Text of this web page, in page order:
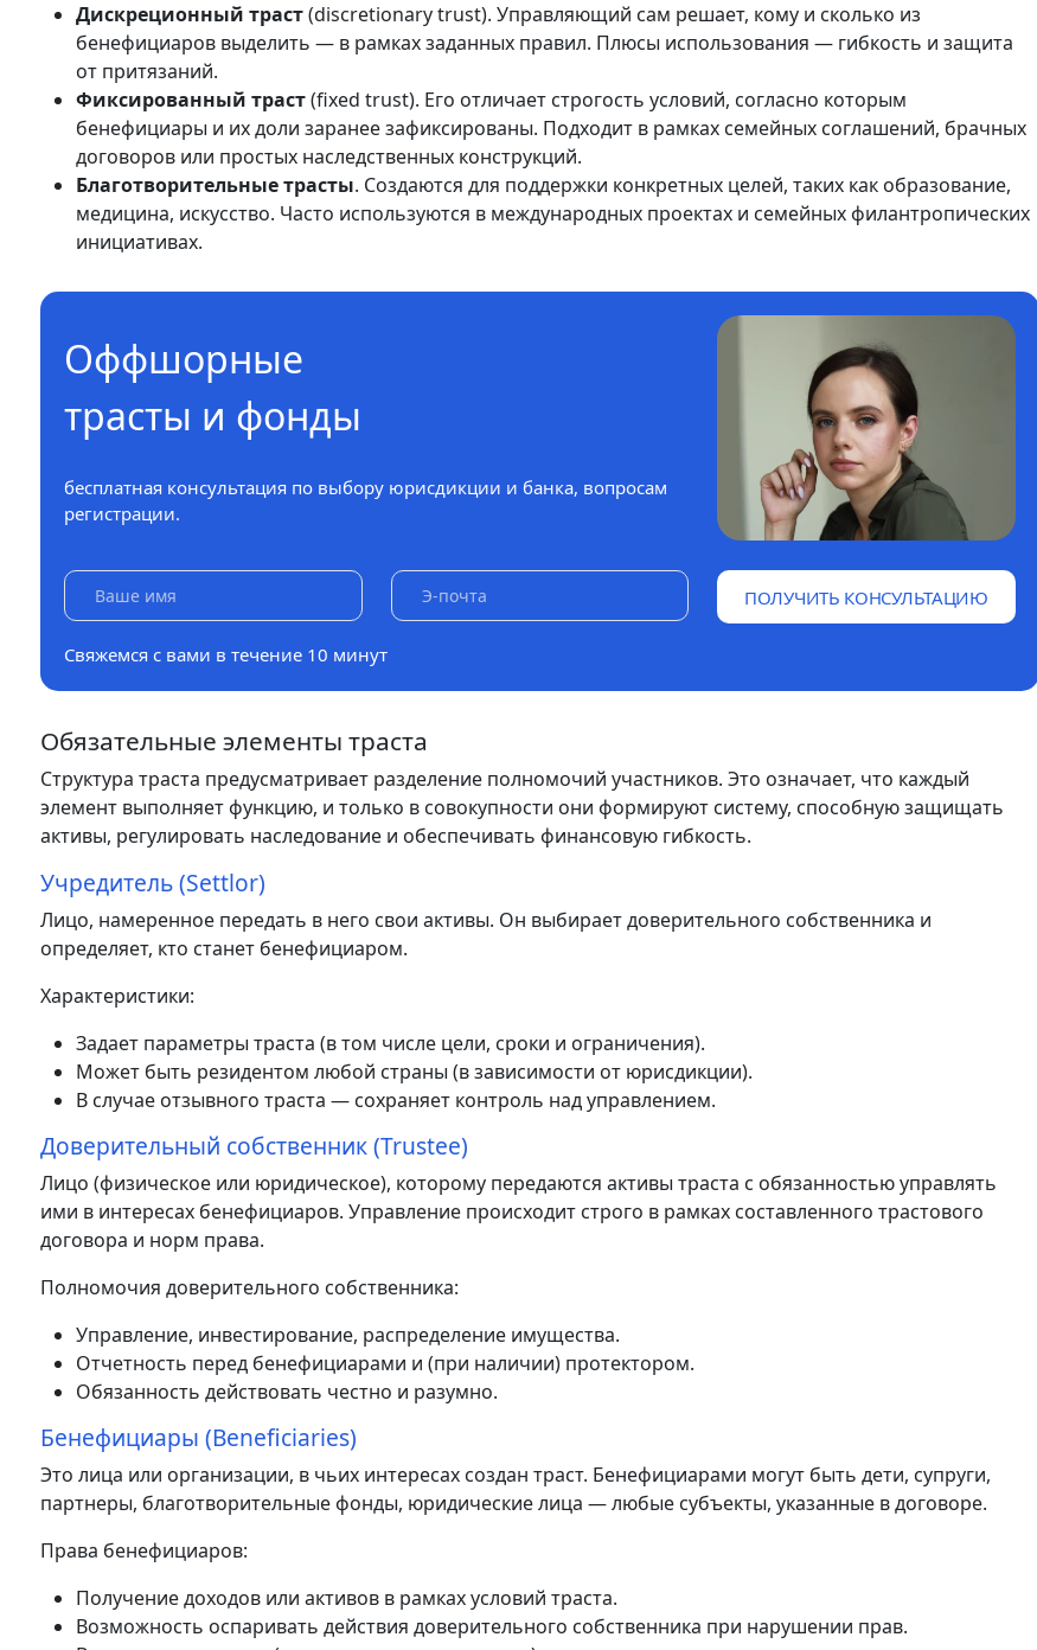
Дискреционный траст(discretionary trust). Управляющий сам решает, кому и сколько из
бенефициаров выделить — в рамках заданных правил. Плюсы использования — гибкость и защита
от притязаний.
Фиксированный траст(fixed trust). Его отличает строгость условий, согласно которым
бенефициары и их доли заранее зафиксированы. Подходит в рамках семейных соглашений, брачных
договоров или простых наследственных конструкций.
Благотворительные трасты. Создаются для поддержки конкретных целей, таких как образование,
медицина, искусство. Часто используются в международных проектах и семейных филантропических
инициативах.
Оффшорные
трасты и фонды
бесплатная консультация по выбору юрисдикции и банка, вопросам
регистрации.
ПОЛУЧИТЬ КОНСУЛЬТАЦИЮ
Свяжемся с вами в течение 10 минут
Обязательные элементы траста
Структура траста предусматривает разделение полномочий участников. Это означает, что каждый
элемент выполняет функцию, и только в совокупности они формируют систему, способную защищать
активы, регулировать наследование и обеспечивать финансовую гибкость.
Учредитель (Settlor)
Лицо, намеренное передать в него свои активы. Он выбирает доверительного собственника и
определяет, кто станет бенефициаром.
Характеристики:
Задает параметры траста (в том числе цели, сроки и ограничения).
Может быть резидентом любой страны (в зависимости от юрисдикции).
В случае отзывного траста — сохраняет контроль над управлением.
Доверительный собственник (Trustee)
Лицо (физическое или юридическое), которому передаются активы траста с обязанностью управлять
ими в интересах бенефициаров. Управление происходит строго в рамках составленного трастового
договора и норм права.
Полномочия доверительного собственника:
Управление, инвестирование, распределение имущества.
Отчетность перед бенефициарами и (при наличии) протектором.
Обязанность действовать честно и разумно.
Бенефициары (Beneficiaries)
Это лица или организации, в чьих интересах создан траст. Бенефициарами могут быть дети, супруги,
партнеры, благотворительные фонды, юридические лица — любые субъекты, указанные в договоре.
Права бенефициаров:
Получение доходов или активов в рамках условий траста.
Возможность оспаривать действия доверительного собственника при нарушении прав.